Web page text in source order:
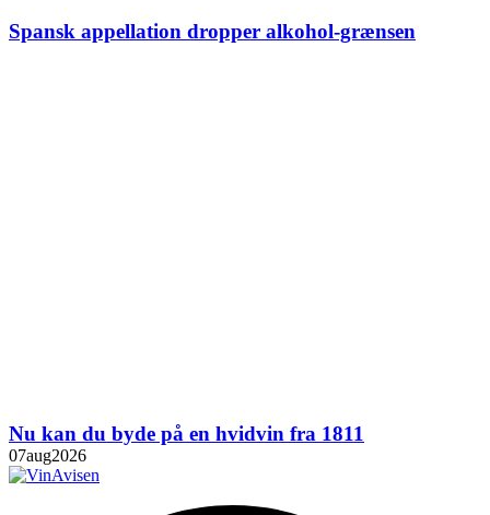
Spansk appellation dropper alkohol-grænsen
Nu kan du byde på en hvidvin fra 1811
07aug2026